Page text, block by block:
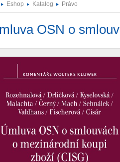
Eshop Katalog Právo
OSN o